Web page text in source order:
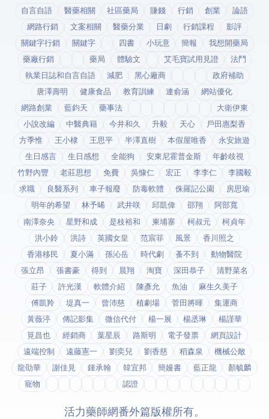
自言自語 醫藥相關 社區藥局 賺錢 行銷 創業
論語
網路行銷
文案相關 醫藥分業 日劇 行銷課程
影評
關鍵字行銷
關鍵字 四書 小玩意 簡報
我想開藥局
藥廠行銷
藥局 體驗文 艾毛寶試用見證
法鬥
執業日誌和自言自語
減肥 黑心廠商
政府補助
唐澤壽明
健康食品 教育訓練 連俞涵
網站優化
網路創業
藍鈞天 藥事法
大衛伊東
小說改編
中醫典籍 今井和久 升毅 天心
戶田惠梨香
方季惟
王小棣 王思平 半澤直樹 本假屋唯香
永安旅遊
生日感言
生日感想 全能狗 安東尼霍普金斯
年齡歧視
竹野內豐
老莊思想 免費 吳慷仁 宏正 李李仁
李國毅
求職
良醫系列 車子報廢 防毒軟體 侏羅記公園
房思瑜
明年的希望
林予晞 武井咲 邱凱偉 邵翔
阿部寬
南澤奈央
星野和成 是枝裕和 柬埔寨 柯叔元
柯貞年
洪小鈴
洪詩 英國女皇 范宸菲 風景
香川照之
香港移民
夏小滿 孫沁岳 時代劇 蚤不到
動物醫院
張立昂
張書豪 得到app 晨翔 淘寶 深田恭子
清野菜名
莊子
許光漢 軟體介紹 陳彥允 魚油
麻生久美子
傅凱羚
堤真一 曾沛慈 植劇場 菅田將暉
集運商
黃薇渟
傳記影集 微信代付 楊一展 楊丞琳
楊謹華
筧昌也
經銷商 葉星辰 路斯明 電子發票
網頁設計
遠端控制
遠藤憲一 劉奕兒 劉香慈 稻森泉
機械公敵
龍劭華
謝佳見 鍾承翰 韓宜邦 簡嫚書 藍正龍
顏毓麟
寵物
fda認證
© 2026 活力藥師網番外篇. 版權所有。